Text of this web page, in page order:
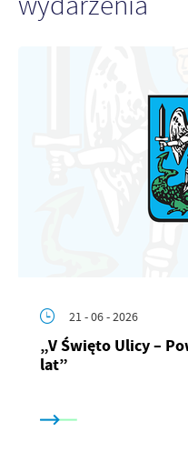
21 - 06 - 2026
„V Święto Ulicy –
lat”
treści w postaci wiadomości,